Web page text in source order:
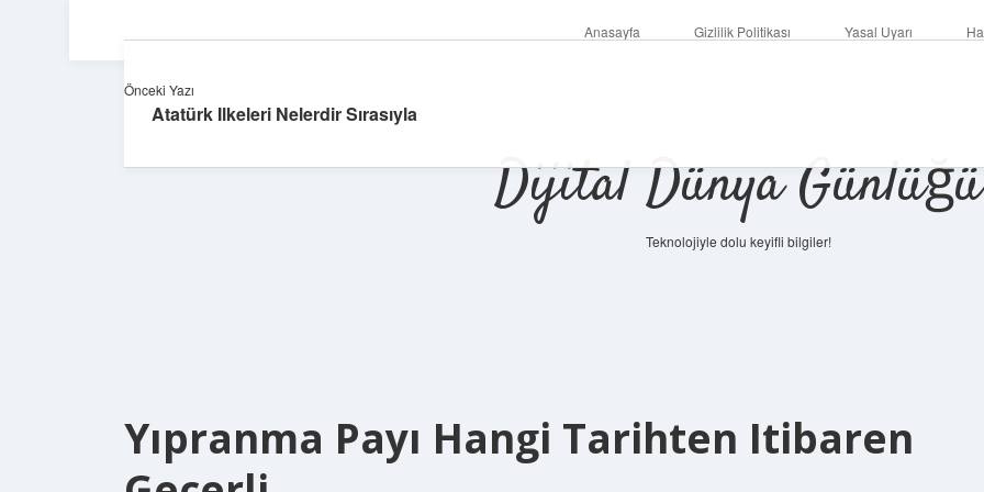
Anasayfa Gizlilik Politikası Yasal Uyarı
Dijital Dünya Günlüğü
Teknolojiyle dolu keyifli bilgiler!
Yıpranma Payı Hangi Tarihten Itibaren
Önceki Yazı
Atatürk Ilkeleri Nelerdir Sırasıyla